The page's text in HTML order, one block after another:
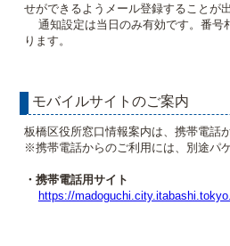
せができるようメール登録することが
通知設定は当日のみ有効です。番号
ります。
モバイルサイトのご案内
板橋区役所窓口情報案内は、携帯電話
※携帯電話からのご利用には、別途パ
・携帯電話用サイト
https://